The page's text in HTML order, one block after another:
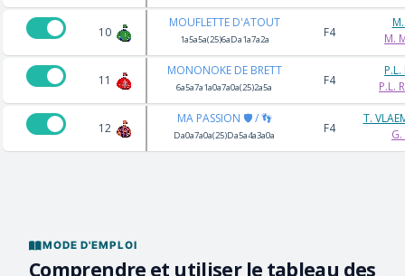
10
MOUFLETTE D'ATOUT
1a5a5a(25)6aDa1a7a2a F4
M.
11
MONONOKE DE BRETT
6a5a7a1a0a7a0a(25)2a5a F4
P.L.
P.L.
12
MA PASSION 🛡️ / 👣
Da0a7a0a(25)Da5a4a3a0a F4
T.
MODE D'EMPLOI
Comprendre et utiliser le tableau des